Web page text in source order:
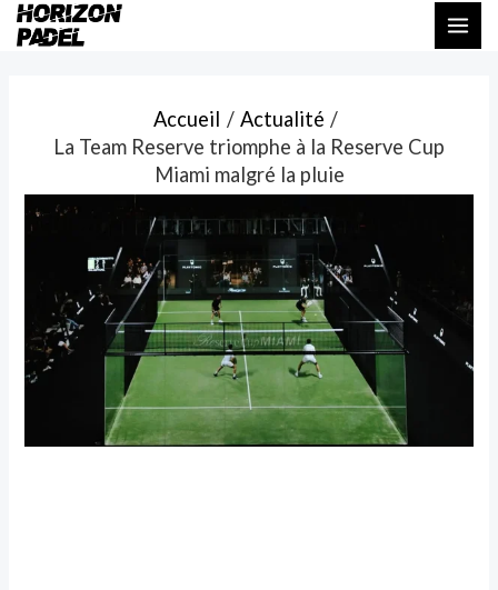
Aller
Accueil
Actualité
La Team Reserve triomphe à la Reserve Cup
Miami malgré la pluie
Navigation
des